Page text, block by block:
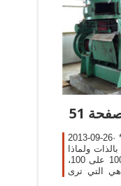
51
09-26· * هل تعلم لماذا يقول لك طبيب العيون
إذا كان نظرك قوياً إن نظرك 6 على 6 بالذات ولماذا
لا يقول إن نظرك 10 على عشرة أو 100 على 100،
التي ترى